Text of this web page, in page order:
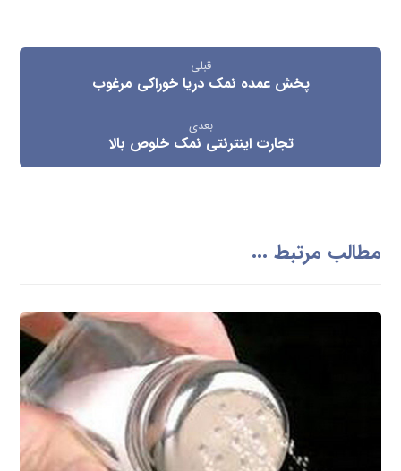
قبلی
پخش عمده نمک دریا خوراکی مرغوب
بعدی
تجارت اینترنتی نمک خلوص بالا
مطالب مرتبط ...